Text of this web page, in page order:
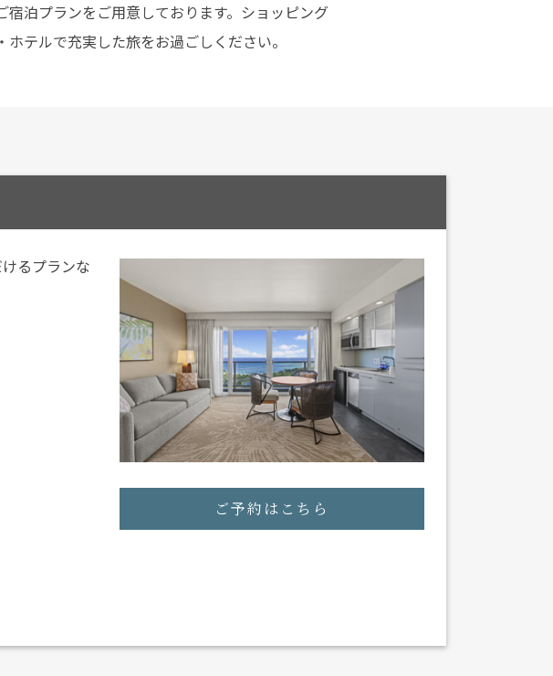
泊プランをご用意しております。ショッピング
テルで充実した旅をお過ごしください。
ご予約はこちら
るプランな